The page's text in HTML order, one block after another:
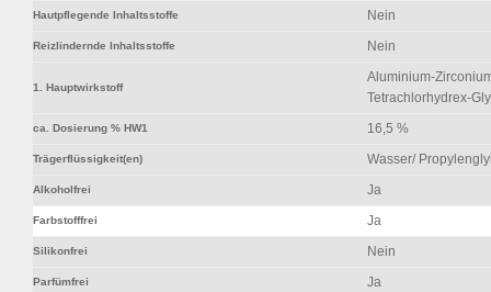
Hautpflegende Inhaltsstoffe Nein
Reizlindernde Inhaltsstoffe Nein
1. Hauptwirkstoff
Aluminium-
Tetrachlorhydrex-Gly
ca. Dosierung % HW1 16,5 %
Trägerflüssigkeit(en) Wasser/
Alkoholfrei Ja
Farbstofffrei Ja
Silikonfrei Nein
Parfümfrei Ja